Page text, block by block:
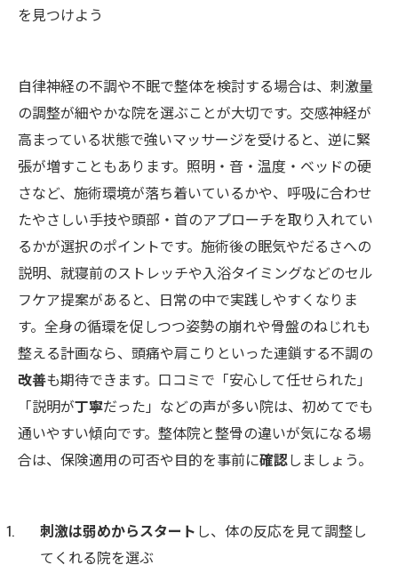
を見つけよう
自律神経の不調や不眠で整体を検討する場合は、刺激量
の調整が細やかな院を選ぶことが大切です。交感神経が
高まっている状態で強いマッサージを受けると、逆に緊
張が増すこともあります。照明・音・温度・ベッドの硬
さなど、施術環境が落ち着いているかや、呼吸に合わせ
たやさしい手技や頭部・首のアプローチを取り入れてい
るかが選択のポイントです。施術後の眠気やだるさへの
説明、就寝前のストレッチや入浴タイミングなどのセル
フケア提案があると、日常の中で実践しやすくなりま
す。全身の循環を促しつつ姿勢の崩れや骨盤のねじれも
整える計画なら、頭痛や肩こりといった連鎖する不調の
改善も期待できます。口コミで「安心して任せられた」
「説明が丁寧だった」などの声が多い院は、初めてでも
通いやすい傾向です。整体院と整骨の違いが気になる場
合は、保険適用の可否や目的を事前に確認しましょう。
刺激は弱めからスタート し、体の反応を見て調整し
てくれる院を選ぶ